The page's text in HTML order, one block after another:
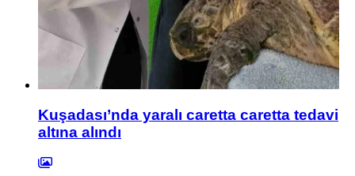
Kuşadası’nda yaralı caretta caretta tedavi
altına alındı